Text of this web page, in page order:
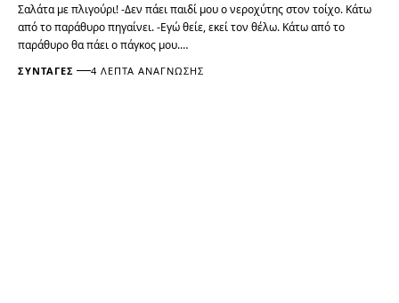
Σαλάτα με πλιγούρι! -Δεν πάει παιδί μου ο νεροχύτης στον τοίχο. Κάτω
από το παράθυρο πηγαίνει. -Εγώ θείε, εκεί τον θέλω. Κάτω από το
παράθυρο θα πάει ο πάγκος μου.…
ΣΥΝΤΑΓΈΣ 4 ΛΕΠΤΆ ΑΝΆΓΝΩΣΗΣ